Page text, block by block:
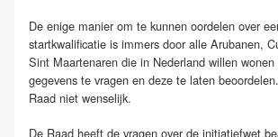
De enige manier om te kunnen oordelen over
startkwalificatie is immers door alle Arubanen,
Sint Maartenaren die in Nederland willen wonen
gegevens te vragen en deze te laten
Raad niet wenselijk.
De Raad heeft de vragen over de initiatiefwet